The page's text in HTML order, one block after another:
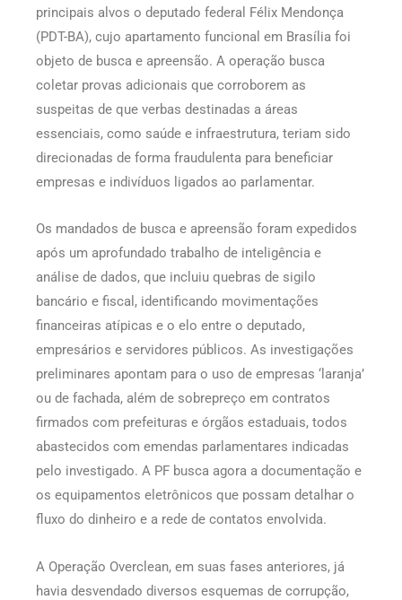
principais alvos o deputado federal Félix Mendonça
(PDT-BA), cujo apartamento funcional em Brasília foi
objeto de busca e apreensão. A operação busca
coletar provas adicionais que corroborem as
suspeitas de que verbas destinadas a áreas
essenciais, como saúde e infraestrutura, teriam sido
direcionadas de forma fraudulenta para beneficiar
empresas e indivíduos ligados ao parlamentar.
Os mandados de busca e apreensão foram expedidos
após um aprofundado trabalho de inteligência e
análise de dados, que incluiu quebras de sigilo
bancário e fiscal, identificando movimentações
financeiras atípicas e o elo entre o deputado,
empresários e servidores públicos. As investigações
preliminares apontam para o uso de empresas ‘laranja’
ou de fachada, além de sobrepreço em contratos
firmados com prefeituras e órgãos estaduais, todos
abastecidos com emendas parlamentares indicadas
pelo investigado. A PF busca agora a documentação e
os equipamentos eletrônicos que possam detalhar o
fluxo do dinheiro e a rede de contatos envolvida.
A Operação Overclean, em suas fases anteriores, já
havia desvendado diversos esquemas de corrupção,